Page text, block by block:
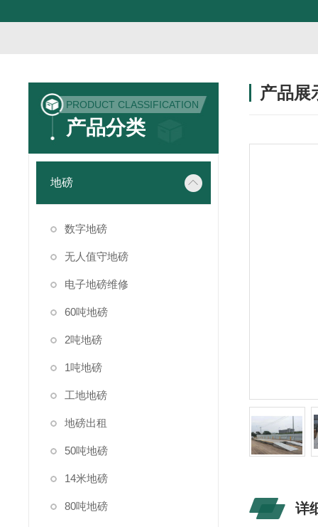
PRODUCT CLASSIFICATION
产品分类
地磅
数字地磅
无人值守地磅
电子地磅维修
60吨地磅
2吨地磅
1吨地磅
工地地磅
地磅出租
50吨地磅
14米地磅
80吨地磅
产品展
详